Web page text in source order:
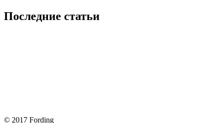
Последние статьи
© 2017 Fording